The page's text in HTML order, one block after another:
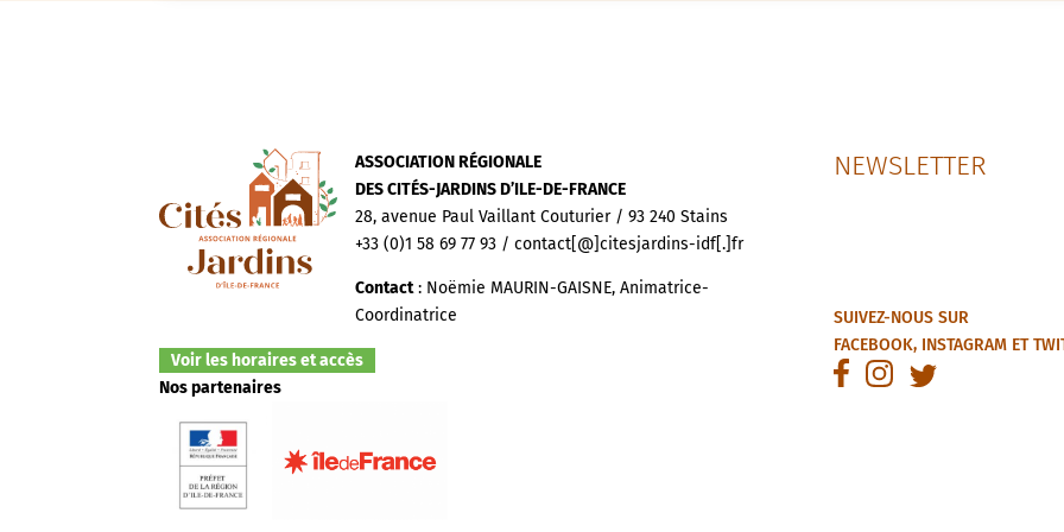
ASSOCIATION RÉGIONALE
DES CITÉS-JARDINS D’ILE-DE-FRANCE
28, avenue Paul Vaillant Couturier / 93 240 Stains
+33 (0)1 58 69 77 93 / contact[@]citesjardins-idf[.]fr
Contact: Noëmie MAURIN-GAISNE, Animatrice-
Coordinatrice
Voir les horaires et accès
Nos partenaires
NEWSLETTER
SUIVEZ-NOUS SUR
FACEBOOK, INSTAGRAMET